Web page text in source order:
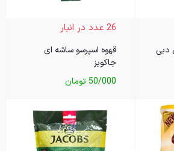
دبی
26 عدد در انبار
قهوه اسپرسو ساشه ای
جاکوبز
50/000تومان